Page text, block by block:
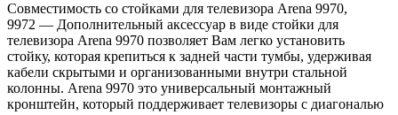
Совместимость со стойками для телевизора Arena 9970,
9972 — Дополнительный аксессуар в виде стойки для
телевизора Arena 9970 позволяет Вам легко установить
стойку, которая крепиться к задней части тумбы, удерживая
кабели скрытыми и организованными внутри стальной
колонны. Arena 9970 это универсальный монтажный
кронштейн, который поддерживает телевизоры с диагональю